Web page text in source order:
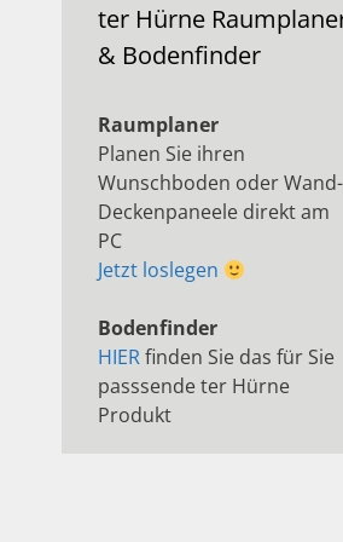
ter Hürne
& Bodenfinder
Raumplaner
Planen Sie ihren
Wunschboden oder Wand-
Deckenpaneele direkt am
PC
Jetzt loslegen
Bodenfinder
HIERfinden Sie das für Sie
passsende ter Hürne
Produkt